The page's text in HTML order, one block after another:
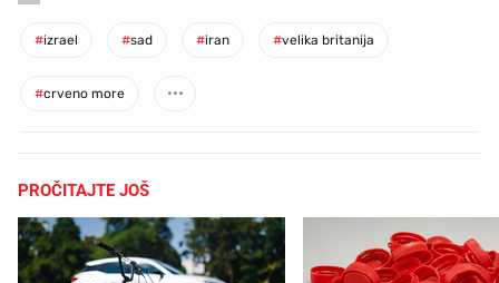
#izrael #sad #iran #velika britanija
#crveno more
PROČITAJTE JOŠ